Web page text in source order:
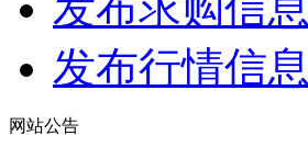
发布行情信息
网站公告